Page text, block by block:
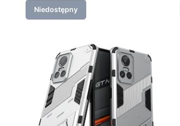
Niedostępny